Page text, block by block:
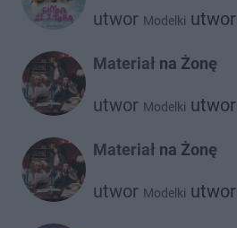
utwor Modelki utwor
Materiał na Żonę
utwor Modelki utwor
Materiał na Żonę
utwor Modelki utwor